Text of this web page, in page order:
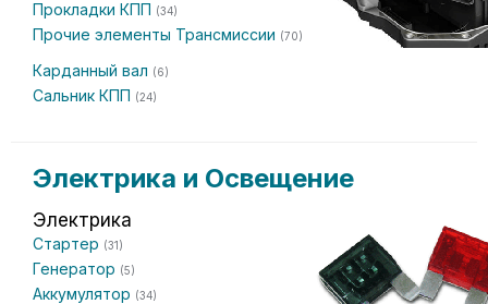
Прокладки КПП (34)
Прочие элементы Трансмиссии (70)
Карданный вал (6)
Сальник КПП (24)
Электрика и Освещение
Электрика
Стартер (31)
Генератор (5)
Аккумулятор (34)